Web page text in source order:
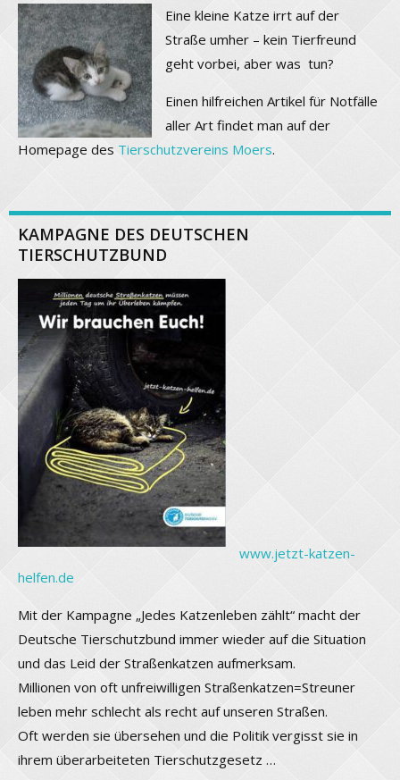
Eine kleine Katze irrt auf der
Straße umher – kein Tierfreund
geht vorbei, aber was tun?
Einen hilfreichen Artikel für Notfälle
aller Art findet man auf der
Homepage des Tierschutzvereins Moers.
KAMPAGNE DES DEUTSCHEN
TIERSCHUTZBUND
www.jetzt-katzen-
helfen.de
Mit der Kampagne „Jedes Katzenleben zählt“ macht der
Deutsche Tierschutzbund immer wieder auf die Situation
und das Leid der Straßenkatzen aufmerksam.
Millionen von oft unfreiwilligen Straßenkatzen=Streuner
leben mehr schlecht als recht auf unseren Straßen.
Oft werden sie übersehen und die Politik vergisst sie in
ihrem überarbeiteten Tierschutzgesetz …